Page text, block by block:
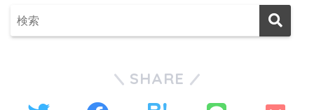
SHARE